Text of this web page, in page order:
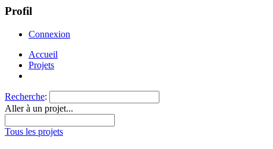
Profil
Connexion
Accueil
Projets
Recherche:
Aller à un projet...
Tous les projets